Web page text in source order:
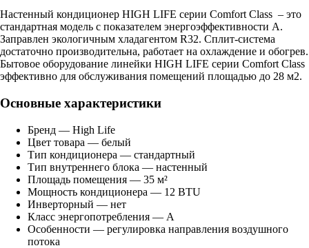
Настенный кондиционер HIGH LIFE серии Comfort Class – это
стандартная модель с показателем энергоэффективности A.
Заправлен экологичным хладагентом R32. Сплит-система
достаточно производительна, работает на охлаждение и обогрев.
Бытовое оборудование линейки HIGH LIFE серии Comfort Class
эффективно для обслуживания помещений площадью до 28 м2.
Основные характеристики
Бренд — High Life
Цвет товара — белый
Тип кондиционера — стандартный
Тип внутреннего блока — настенный
Площадь помещения — 35 м²
Мощность кондиционера — 12 BTU
Инверторный — нет
Класс энергопотребления — A
Особенности — регулировка направления воздушного
потока